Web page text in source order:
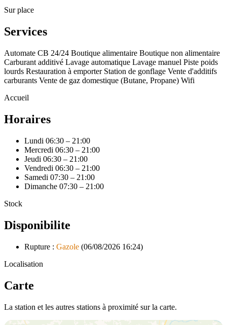
Sur place
Services
Automate CB 24/24 Boutique alimentaire Boutique non alimentaire
Carburant additivé Lavage automatique Lavage manuel Piste poids
lourds Restauration à emporter Station de gonflage Vente d'additifs
carburants Vente de gaz domestique (Butane, Propane) Wifi
Accueil
Horaires
Lundi 06:30 – 21:00
Mercredi 06:30 – 21:00
Jeudi 06:30 – 21:00
Vendredi 06:30 – 21:00
Samedi 07:30 – 21:00
Dimanche 07:30 – 21:00
Stock
Disponibilite
Rupture : Gazole (06/08/2026 16:24)
Localisation
Carte
La station et les autres stations à proximité sur la carte.